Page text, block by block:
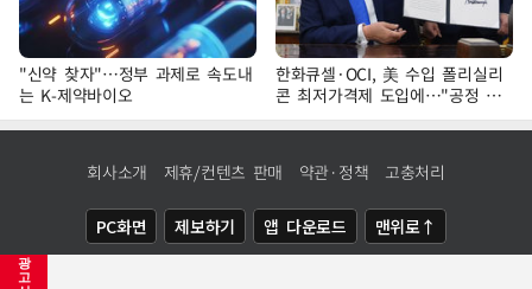
광
고
"신약 찾자"…정부 과제로 속도내
는 K-제약바이오
한화큐셀·OCI, 美 수입 폴리실리
콘 최저가격제 도입에…"공정 경
쟁·수익성 개선 환영"
회사소개 제휴/컨텐츠 판매 약관·정책 고충처리
PC화면 제보하기 앱 다운로드 맨위로↑